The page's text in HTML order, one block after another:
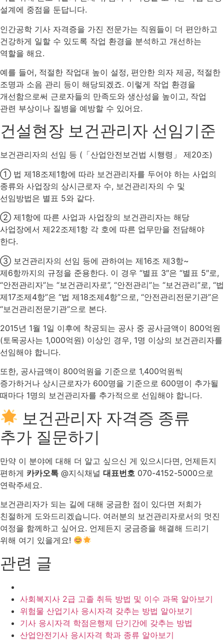
설계에 중점을 둔답니다.
인간공학 기사 자격증을 가진 전문가는 직원들이 더 편안하고
건강하게 일할 수 있도록 작업 환경을 분석하고 개선하는
역할을 해요.
예를 들어, 적절한 작업대 높이 설정, 편안한 의자 제공, 적절한
조명과 소음 관리 등이 해당되겠죠. 이렇게 작업 환경을
개선함으로써 근로자들의 만족도와 생산성을 높이고, 작업
관련 부상이나 질병을 예방할 수 있어요.
건설현장 보건관리자 선임기준
보건관리자의 선임 등 (「산업안전보건법 시행령」 제20조)
① 법 제18조제1항에 따라 보건관리자를 두어야 하는 사업의
종류와 사업장의 상시근로자 수, 보건관리자의 수 및
선임방법은 별표 5와 같다.
② 제1항에 따른 사업과 사업장의 보건관리자는 해당
사업장에서 제22조제1항 각 호에 따른 업무만을 전담해야
한다.
③ 보건관리자의 선임 등에 관하여는 제16조 제3항~
제6항까지의 규정을 준용한다. 이 경우 “별표 3″은 “별표 5″로,
“안전관리자”는 “보건관리자로”, “안전관리”는 “보건관리”로, “법
제17조제4항”은 “법 제18조제4항”으로, “안전관리전문기관”은
“보건관리전문기관”으로 본다.
2015년 1월 1일 이후에 착공되는 공사 중 공사금액이 800억원
(토목공사는 1,000억원) 이상인 경우, 1명 이상의 보건관리자를
선임해야 합니다.
또한, 공사금액이 800억원을 기준으로 1,400억원씩
증가하거나 상시근로자가 600명을 기준으로 600명이 추가될
때마다 1명의 보건관리자를 추가적으로 선임해야 합니다.
보건관리자 자격증 종류
추가 질문하기
만약 이 분야에 대해 더 알고 싶으신 게 있으시다면, 언제든지
편하게 카카오톡 @지식채널 대표번호 070-4152-5000으로
연락주세요.
보건관리자가 되는 길에 대해 궁금한 점이 있다면 저희가
친절하게 도와드리겠습니다. 여러분의 보건관리자로서의 멋진
여정을 함께하고 싶어요. 언제든지 궁금증을 해결해 드리기
위해 여기 있을게요!
관련 글
사회복지사 2급 고졸 취득 방법 및 이수 과목 알아보기
위험물 산업기사 응시자격 갖추는 방법 알아보기
기사 응시자격 학점은행제 단기간에 갖추는 방법
산업안전기사 응시자격 학과 종류 알아보기